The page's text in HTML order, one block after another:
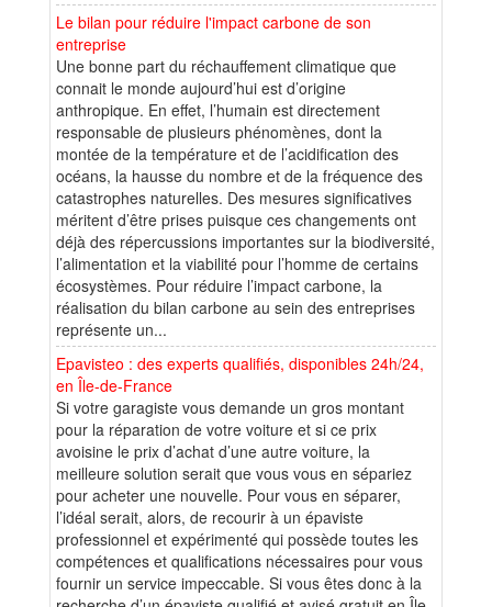
Le bilan pour réduire l'impact carbone de son
entreprise
Une bonne part du réchauffement climatique que
connait le monde aujourd’hui est d’origine
anthropique. En effet, l’humain est directement
responsable de plusieurs phénomènes, dont la
montée de la température et de l’acidification des
océans, la hausse du nombre et de la fréquence des
catastrophes naturelles. Des mesures significatives
méritent d’être prises puisque ces changements ont
déjà des répercussions importantes sur la biodiversité,
l’alimentation et la viabilité pour l’homme de certains
écosystèmes. Pour réduire l’impact carbone, la
réalisation du bilan carbone au sein des entreprises
représente un...
Epavisteo : des experts qualifiés, disponibles 24h/24,
en Île-de-France
Si votre garagiste vous demande un gros montant
pour la réparation de votre voiture et si ce prix
avoisine le prix d’achat d’une autre voiture, la
meilleure solution serait que vous vous en sépariez
pour acheter une nouvelle. Pour vous en séparer,
l’idéal serait, alors, de recourir à un épaviste
professionnel et expérimenté qui possède toutes les
compétences et qualifications nécessaires pour vous
fournir un service impeccable. Si vous êtes donc à la